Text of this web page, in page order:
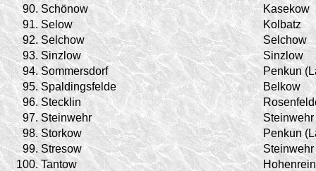
90. Schönow
Kasekow
91. Selow
Kolbatz
92. Selchow
Selchow
93. Sinzlow
Sinzlow
94. Sommersdorf
Penkun
95. Spaldingsfelde
Belkow
96. Stecklin
97. Steinwehr
Steinwehr
98. Storkow
Penkun
99. Stresow
Steinwehr
100. Tantow